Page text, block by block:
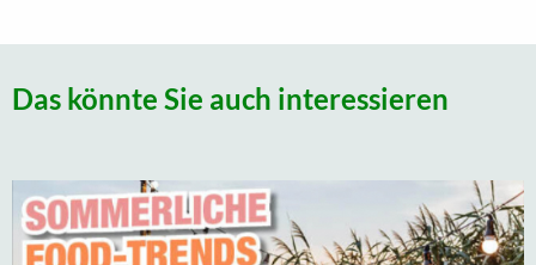
Das könnte Sie auch interessieren